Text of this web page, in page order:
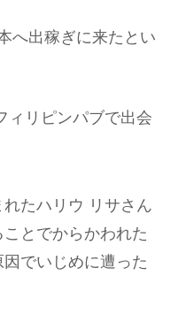
へ出稼ぎに来たとい
ィリピンパブで出会
たハリウ リサさん
とでからかわれた
でいじめに遭った